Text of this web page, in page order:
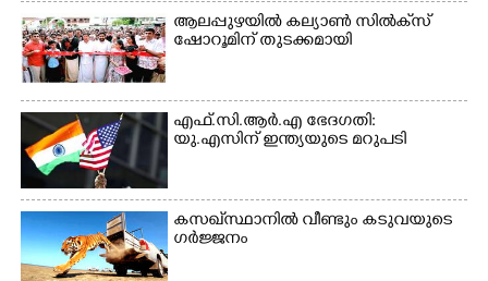
ആലപ്പുഴയിൽ കല്യാൺ സിൽക്‌സ്
ഷോറൂമിന് തുടക്കമായി
എഫ്.സി.ആർ.എ ഭേദഗതി:
യു.എസിന് ഇന്ത്യയുടെ മറുപടി
കസഖ്‌സ്ഥാനിൽ വീണ്ടും കടുവയുടെ
ഗർജ്ജനം